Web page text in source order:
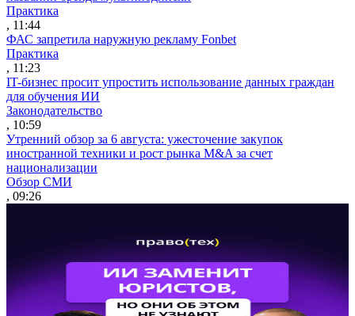
Практика
, 11:44
ФАС запретила наружную рекламу Fonbet
Практика
, 11:23
IT-бизнес просит упростить использование данных граждан
для обучения ИИ
Законодательство
, 10:59
Утренний обзор за 6 августа: ужесточение закупок
иностранной техники и рост рынка M&A за счет
национализации
Обзор СМИ
, 09:26